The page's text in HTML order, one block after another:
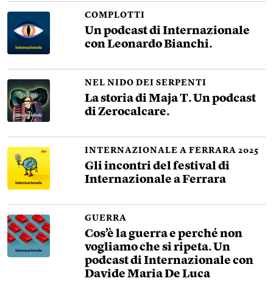
COMPLOTTI
Un podcast di Internazionale
con Leonardo Bianchi.
NEL NIDO DEI SERPENTI
La storia di Maja T. Un podcast
di Zerocalcare.
INTERNAZIONALE A FERRARA 2025
Gli incontri del festival di
Internazionale a Ferrara
GUERRA
Cos’è la guerra e perché non
vogliamo che si ripeta. Un
podcast di Internazionale con
Davide Maria De Luca